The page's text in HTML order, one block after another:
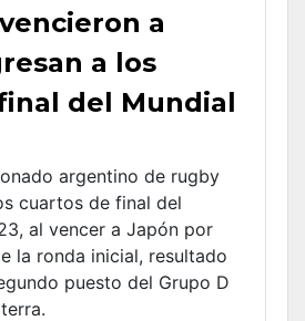
a
a los
del Mundial
argentino de rugby
cuartos de final del
al vencer a Japón por
la ronda inicial, resultado
puesto del Grupo D